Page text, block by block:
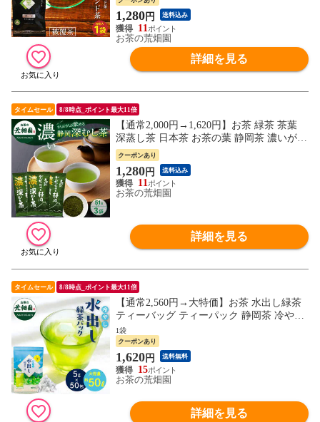
1,280円 送料込み
11
お茶の荒畑園
詳細を見る
タイムセール 8/8時点_ポイント最大11倍
【通常2,000円→1,620円】お茶 緑茶 茶葉
深蒸し茶 日本茶 お茶の葉 静岡茶 濃いがぶ
飲み静岡深むし茶 3袋セット
クーポンあり
1,280円 送料込み
11
お茶の荒畑園
詳細を見る
タイムセール 8/8時点_ポイント最大11倍
【通常2,560円→大特価】お茶 水出し緑茶
ティーバッグ ティーパック 静岡茶 冷やし
水出し緑茶ティーバッグ 5g×50包入
1袋
クーポンあり
1,620円 送料無料
15
お茶の荒畑園
詳細を見る